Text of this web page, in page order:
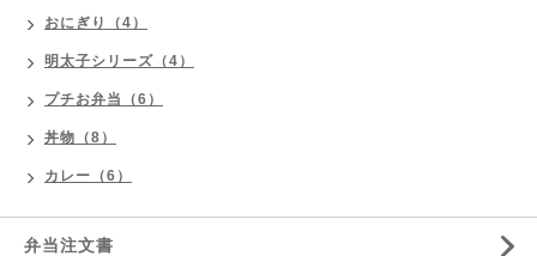
おにぎり（4）
明太子シリーズ（4）
プチお弁当（6）
丼物（8）
カレー（6）
弁当注文書